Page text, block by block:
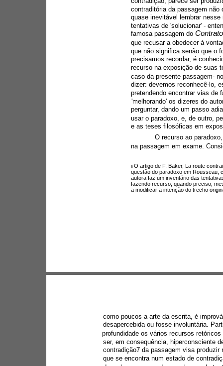
contraditória da passagem não
quase inevitável lembrar
tentativas de 'solucionar' -
famosa passagem do
que recusar a obedecer à
que não significa senão que o
precisamos recordar, é
recurso na exposição de suas
caso da presente passagem-
dizer: devemos reconhecê-lo,
pretendendo encontrar vias de
'melhorando' os dizeres do
perguntar, dando um passo
usar o paradoxo, e, de outro,
e as teses filosóficas em
O recurso ao
na passagem em exame.
5 O artigo de F. Baker, La route
questão do paradoxo em Rousseau,
autora faz um inventário das
fazendo recurso, quando preciso,
a modificar a intenção do trecho
como poucos a arte da escrita, é
desapercebida ou fosse involuntária.
profundidade os vários recursos
ser, em consequência, hiperconsciente
contradição7 da passagem visa
que se encontra num estado de